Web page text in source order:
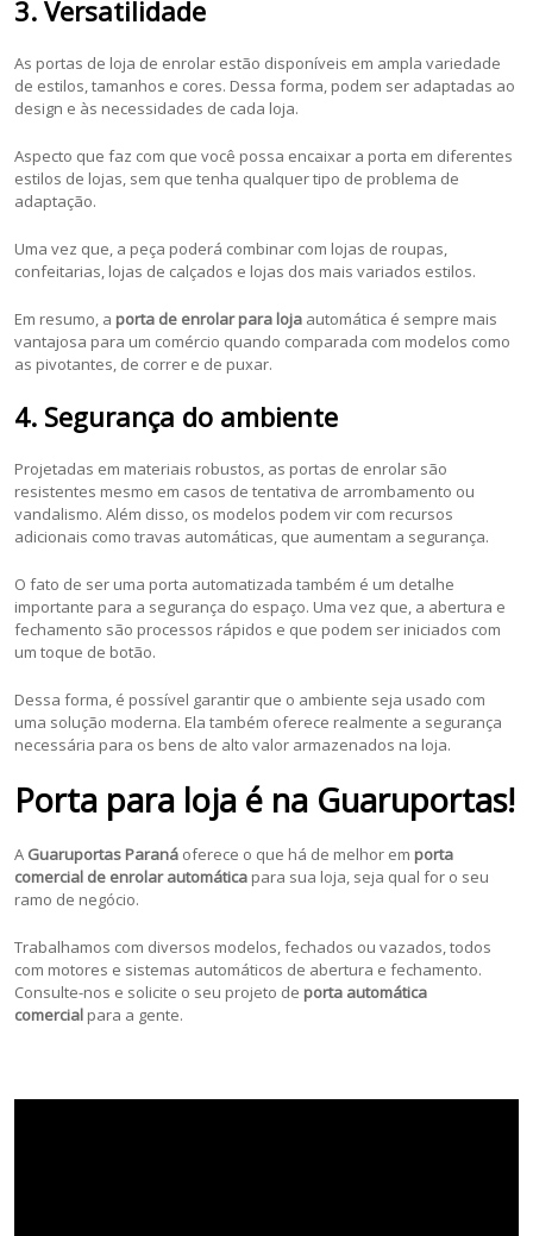
3. Versatilidade
As portas de loja de enrolar estão disponíveis em ampla variedade
de estilos, tamanhos e cores. Dessa forma, podem ser adaptadas ao
design e às necessidades de cada loja.
Aspecto que faz com que você possa encaixar a porta em diferentes
estilos de lojas, sem que tenha qualquer tipo de problema de
adaptação.
Uma vez que, a peça poderá combinar com lojas de roupas,
confeitarias, lojas de calçados e lojas dos mais variados estilos.
Em resumo, a porta de enrolar para loja automática é sempre mais
vantajosa para um comércio quando comparada com modelos como
as pivotantes, de correr e de puxar.
4. Segurança do ambiente
Projetadas em materiais robustos, as portas de enrolar são
resistentes mesmo em casos de tentativa de arrombamento ou
vandalismo. Além disso, os modelos podem vir com recursos
adicionais como travas automáticas, que aumentam a segurança.
O fato de ser uma porta automatizada também é um detalhe
importante para a segurança do espaço. Uma vez que, a abertura e
fechamento são processos rápidos e que podem ser iniciados com
um toque de botão.
Dessa forma, é possível garantir que o ambiente seja usado com
uma solução moderna. Ela também oferece realmente a segurança
necessária para os bens de alto valor armazenados na loja.
Porta para loja é na Guaruportas!
A Guaruportas Paraná oferece o que há de melhor em porta
comercial de enrolar automática para sua loja, seja qual for o seu
ramo de negócio.
Trabalhamos com diversos modelos, fechados ou vazados, todos
com motores e sistemas automáticos de abertura e fechamento.
Consulte-nos e solicite o seu projeto de porta automática
comercial para a gente.